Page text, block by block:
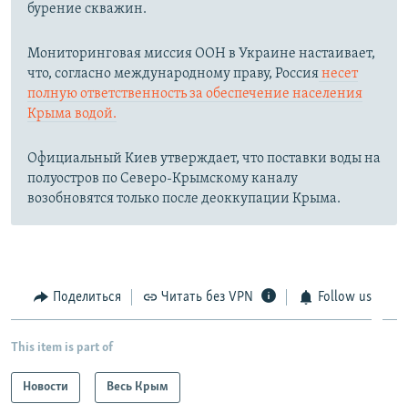
бурение скважин.
Мониторинговая миссия ООН в Украине настаивает,
что, согласно международному праву, Россиянесет
полную ответственность за обеспечение населения
Крыма водой.
Официальный Киев утверждает, что поставки воды на
полуостров по Северо-Крымскому каналу
возобновятся только после деоккупации Крыма.
Поделиться Читать без VPN Follow us
This item is part of
Новости Весь Крым